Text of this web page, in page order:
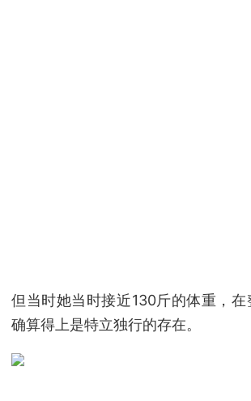
但当时她当时接近130斤的体重，
确算得上是特立独行的存在。